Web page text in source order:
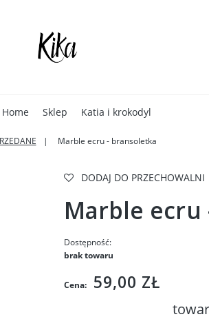
Home Sklep Katia i krokodyl
Marble ecru - bransoletka
DODAJ DO PRZECHOWALNI
Marble
Dostępność:
brak towaru
Cena: 59,00 ZŁ